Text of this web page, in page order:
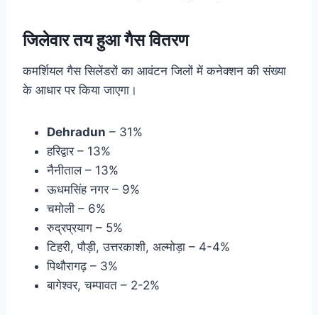
जिलेवार तय हुआ गैस वितरण
कमर्शियल गैस सिलेंडरों का आवंटन जिलों में कनेक्शन की संख्या
के आधार पर किया जाएगा।
Dehradun – 31%
हरिद्वार – 13%
नैनीताल – 13%
ऊधमसिंह नगर – 9%
चमोली – 6%
रुद्रप्रयाग – 5%
टिहरी, पौड़ी, उत्तरकाशी, अल्मोड़ा – 4-4%
पिथौरागढ़ – 3%
बागेश्वर, चम्पावत – 2-2%